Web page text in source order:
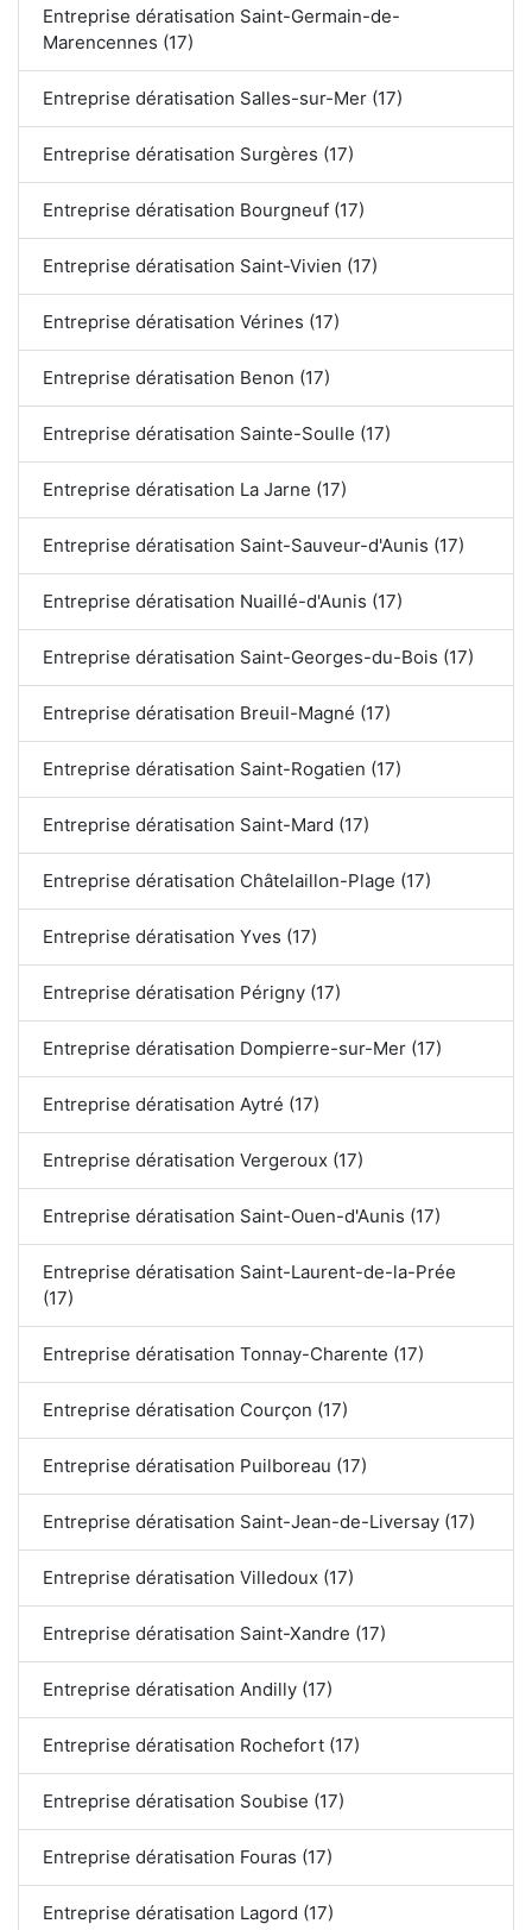
Entreprise dératisation Saint-Germain-de-
Marencennes (17)
Entreprise dératisation Salles-sur-Mer (17)
Entreprise dératisation Surgères (17)
Entreprise dératisation Bourgneuf (17)
Entreprise dératisation Saint-Vivien (17)
Entreprise dératisation Vérines (17)
Entreprise dératisation Benon (17)
Entreprise dératisation Sainte-Soulle (17)
Entreprise dératisation La Jarne (17)
Entreprise dératisation Saint-Sauveur-d'Aunis (17)
Entreprise dératisation Nuaillé-d'Aunis (17)
Entreprise dératisation Saint-Georges-du-Bois (17)
Entreprise dératisation Breuil-Magné (17)
Entreprise dératisation Saint-Rogatien (17)
Entreprise dératisation Saint-Mard (17)
Entreprise dératisation Châtelaillon-Plage (17)
Entreprise dératisation Yves (17)
Entreprise dératisation Périgny (17)
Entreprise dératisation Dompierre-sur-Mer (17)
Entreprise dératisation Aytré (17)
Entreprise dératisation Vergeroux (17)
Entreprise dératisation Saint-Ouen-d'Aunis (17)
Entreprise dératisation Saint-Laurent-de-la-Prée
(17)
Entreprise dératisation Tonnay-Charente (17)
Entreprise dératisation Courçon (17)
Entreprise dératisation Puilboreau (17)
Entreprise dératisation Saint-Jean-de-Liversay (17)
Entreprise dératisation Villedoux (17)
Entreprise dératisation Saint-Xandre (17)
Entreprise dératisation Andilly (17)
Entreprise dératisation Rochefort (17)
Entreprise dératisation Soubise (17)
Entreprise dératisation Fouras (17)
Entreprise dératisation Lagord (17)